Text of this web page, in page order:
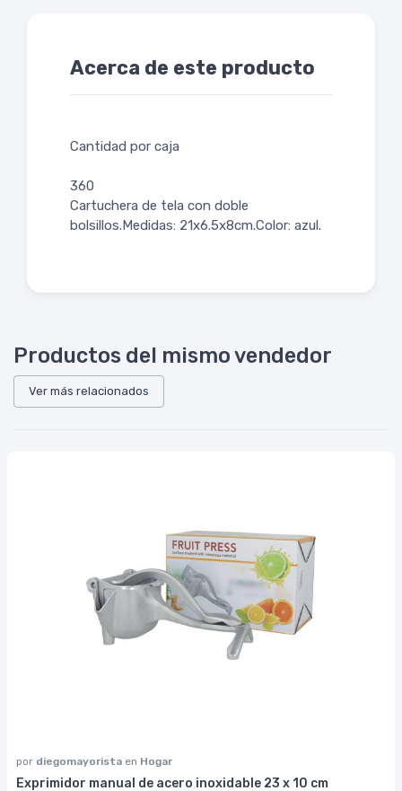
Acerca de este producto
Cantidad por caja
360
Cartuchera de tela con doble
bolsillos.Medidas: 21x6.5x8cm.Color: azul.
Productos del mismo vendedor
Ver más relacionados
por diegomayorista en Hogar
Exprimidor manual de acero inoxidable 23 x 10 cm